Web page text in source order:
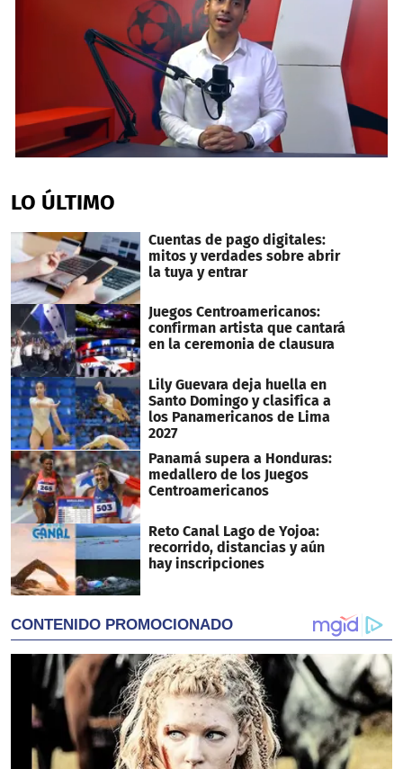
of
7
45
seconds
LO ÚLTIMO
Cuentas de pago digitales:
mitos y verdades sobre abrir
la tuya y entrar
Juegos Centroamericanos:
confirman artista que cantará
en la ceremonia de clausura
Lily Guevara deja huella en
Santo Domingo y clasifica a
los Panamericanos de Lima
2027
Panamá supera a Honduras:
medallero de los Juegos
Centroamericanos
Reto Canal Lago de Yojoa:
recorrido, distancias y aún
hay inscripciones